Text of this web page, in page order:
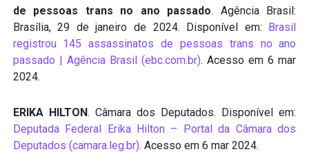
de pessoas trans no ano passado. Agência Brasil:
Brasília, 29 de janeiro de 2024. Disponível em:
Brasil
registrou 145 assassinatos de pessoas trans no ano
passado | Agência Brasil (ebc.com.br). Acesso em 6 mar
2024.
ERIKA HILTON. Câmara dos Deputados. Disponível em:
Deputada Federal Erika Hilton – Portal da Câmara dos
Deputados (camara.leg.br). Acesso em 6 mar 2024.